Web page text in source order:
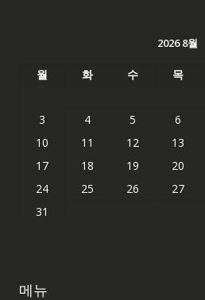
2026 8월
월 화 수 목
3
4 5 6
10
11 12 13
17
18 19 20
24
25 26 27
31
메뉴